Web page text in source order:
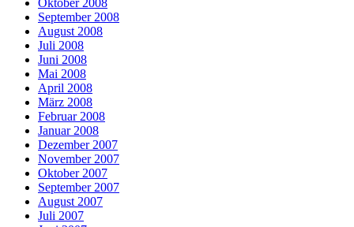
Oktober 2008
September 2008
August 2008
Juli 2008
Juni 2008
Mai 2008
April 2008
März 2008
Februar 2008
Januar 2008
Dezember 2007
November 2007
Oktober 2007
September 2007
August 2007
Juli 2007